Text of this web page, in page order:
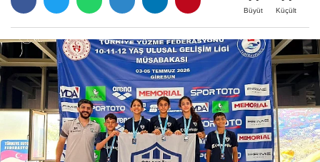
Büyüt Küçült